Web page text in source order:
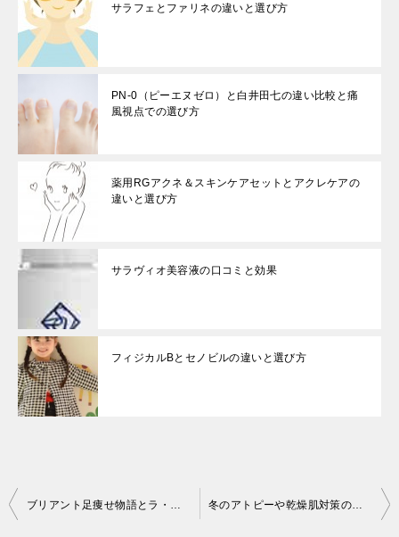
サラフェとファリネの違いと選び方
PN-0（ピーエヌゼロ）と白井田七の違い比較と痛
風視点での選び方
薬用RGアクネ＆スキンケアセットとアクレケアの
違いと選び方
サラヴィオ美容液の口コミと効果
フィジカルBとセノビルの違いと選び方
投
ブリアント足痩せ物語とラ・パルレ美脚コースの違い 冬のアトピーや乾燥肌対策のコツ